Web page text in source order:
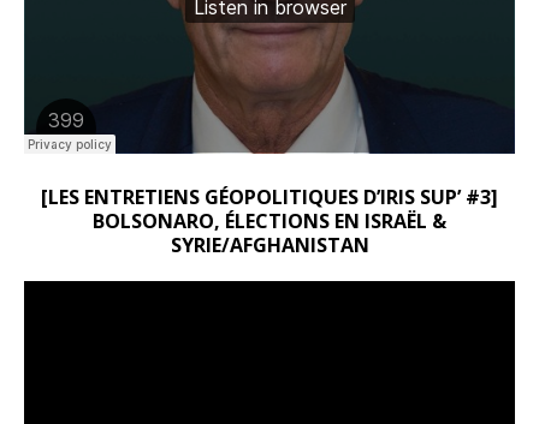
[LES ENTRETIENS GÉOPOLITIQUES D’IRIS SUP’ #3]
BOLSONARO, ÉLECTIONS EN ISRAËL &
SYRIE/AFGHANISTAN